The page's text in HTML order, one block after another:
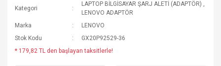
Kategori
LAPTOP BİLGİSAYAR ŞARJ ALETİ (ADAPTÖR) ,
LENOVO ADAPTÖR
Marka
LENOVO
Stok Kodu
GX20P92529-36
* 179,82 TL den başlayan taksitlerle!